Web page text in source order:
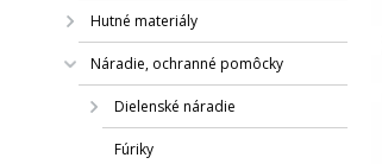
Hutné materiály
Náradie, ochranné pomôcky
Dielenské náradie
Fúriky